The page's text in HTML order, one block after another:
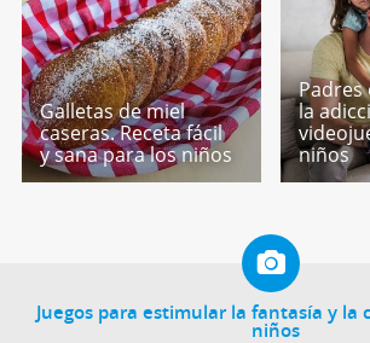
Galletas de miel
caseras. Receta fácil
y sana para los niños
Padres
la
niños
Juegos para estimular la fantasía y la
niños